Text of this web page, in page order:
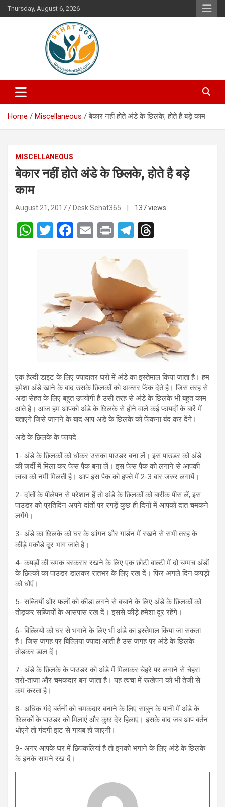
Skip
to
Thursday, August 6, 2026
Sehat365
Your's Complete Health Guide
Home Miscellaneous बेकार नहीं होते अंडे के छिलके, होते है बड़े काम
MISCELLANEOUS
बेकार नहीं होते अंडे के छिलके, होते है बड़े
काम
August 21, 2017 Desk Sehat365 | 137 views
W
p
T
F
o
o
k
E
ail
Pr
t
T
e
gr
a
m
d
s
एक हेल्दी डाइट के लिए ज्यादातर घरों में अंडे का इस्तेमाल किया जाता है। हम
हमेशा अंडे खाने के बाद उसके छिलकों को अक्सर फेंक देते है। जिस तरह से
अंडा सेहत के लिए बहुत उपयोगी है उसी तरह से अंडे के छिलके भी बहुत काम
आते है। आज हम आपको अंडे के छिलके से होने वाले कई फायदों के बारें में
बताएंगे जिसे जानने के बाद आप अंडे के छिलके को फेंकना बंद कर देंगे।
अंडे के छिलके के फायदे
1- अंडे के छिलकों को धोकर उसका पाउडर बना लें। इस पाउडर को अंडे
की जर्दी में मिला कर फेस पैक बना लें। इस फेस पैक को लगाने से आपकी
त्वचा को नमी मिलती है। आप इस पैक को हफ्ते में 2-3 बार जरुर लगायें।
2- दांतों के पीलेपन से परेशान हैं तो अंडे के छिलकों को बारीक पीस लें, इस
पाउडर को प्रतिदिन अपने दांतों पर रगड़ें कुछ ही दिनों में आपको दांत चमकने
लगेंगे।
3- अंडे का छिलके को घर के आंगन और गार्डन में रखने से सभी तरह के
कीड़े मकौड़े दूर भाग जाते है।
4- कपड़ों की चमक बरकरार रखने के लिए एक छोटी बाल्टी में दो चम्मच अंडों
के छिल्कों का पाउडर डालकर रातभर के लिए रख दें। फिर अगले दिन कपड़ों
को धोएं।
5- सब्जियों और फलों को कीड़ा लगने से बचाने के लिए अंडे के छिलकों को
तोड़कर सब्जियों के आसपास रख दें। इससे कीड़े हमेशा दूर रहेंगे।
6- बिल्लियों को घर से भगाने के लिए भी अंडे का इस्तेमाल किया जा सकता
है। जिस जगह पर बिल्लियां ज्यादा आती है उस जगह पर अंडे के छिलके
तोड़कर डाल दें।
7- अंडे के छिलके के पाउडर को अंडे में मिलाकर चेहरे पर लगाने से चेहरा
तरो-ताजा और चमकदार बन जाता है। यह त्वचा में रूखेपन को भी तेजी से
कम करता है।
8- अधिक गंदे बर्तनों को चमकदार बनाने के लिए साबुन के पानी में अंडे के
छिलकों के पाउडर को मिलाएं और कुछ देर हिलाएं। इसके बाद जब आप बर्तन
धोएंगे तो गंदगी झट से गायब हो जाएगी।
9- अगर आपके घर में छिपकलियां है तो इनको भगाने के लिए अंडे के छिलके
के इनके सामने रख दें।